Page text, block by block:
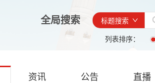
全局搜索
标题搜索
列表排序：
资讯 公告 直播